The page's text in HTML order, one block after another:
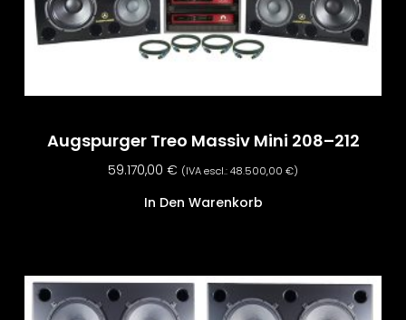
Augspurger Treo Massiv Mini 208–212
59.170,00 € (IVA escl.:48.500,00 €)
In Den Warenkorb